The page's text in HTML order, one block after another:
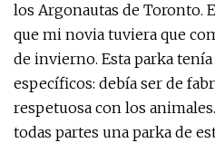
los Argonautas de Toronto.
que mi novia tuviera que
de invierno. Esta parka
específicos: debía ser de
respetuosa con los
todas partes una parka de